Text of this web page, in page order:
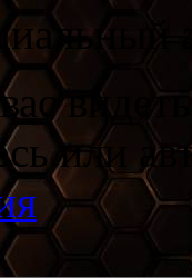
или